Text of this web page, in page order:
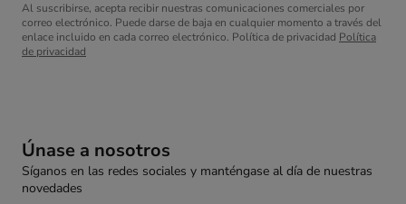
Únase a nosotros
Síganos en las redes sociales y manténgase al día de nuestras
novedades
Al suscribirse, acepta recibir nuestras comunicaciones comerciales por
correo electrónico. Puede darse de baja en cualquier momento a través del
enlace incluido en cada correo electrónico. Política de privacidad Política
de privacidad